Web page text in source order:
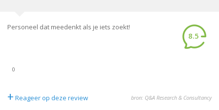
Personeel dat meedenkt als je iets zoekt!
8.5
0
+ Reageer op deze review bron: Q&A Research & Consultancy